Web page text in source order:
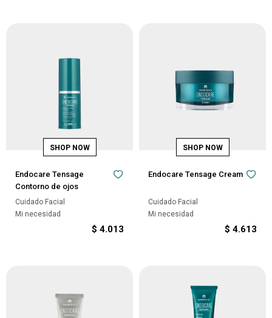
Endocare Tensage
Contorno de ojos
Cuidado Facial
Mi necesidad
$ 4.013
Endocare Tensage Cream
Cuidado Facial
Mi necesidad
$ 4.613